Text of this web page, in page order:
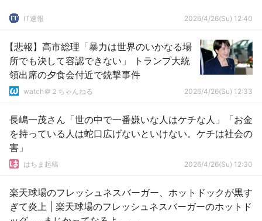
IT速報 2026/4/26(Su) 12:40
【悲報】高市総理「暴力は世界のいかなる場
所でも決して容認できない」 トランプ大統
領出席の夕食会付近で銃撃事件
watch＠２ちゃんねる 2026/4/26(Su) 12:33
長嶋一茂さん「世の中で一番嫌いな人はケチな人」「お金
を持っている人は蛇口広げないといけない。ケチは社会の
害」
はちま起稿 2026/4/26(Su) 12:30
楽天球場のフレッシュネスバーガー、ホットドックが黒す
ぎて炎上 | 楽天球場のフレッシュネスバーガーのホットド